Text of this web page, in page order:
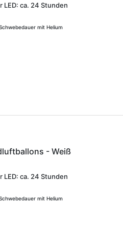
LED: ca. 24 Stunden
mit Helium
- Weiß
LED: ca. 24 Stunden
mit Helium